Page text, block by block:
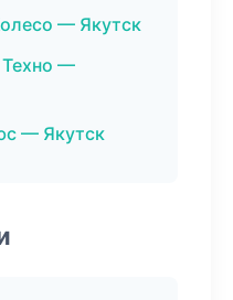
— Якутск
—
— Якутск